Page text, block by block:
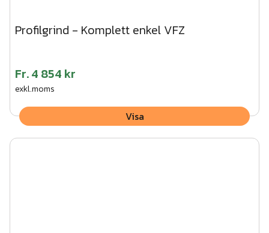
Profilgrind - Komplett enkel VFZ
Fr.4 854 kr
exkl.moms
Visa